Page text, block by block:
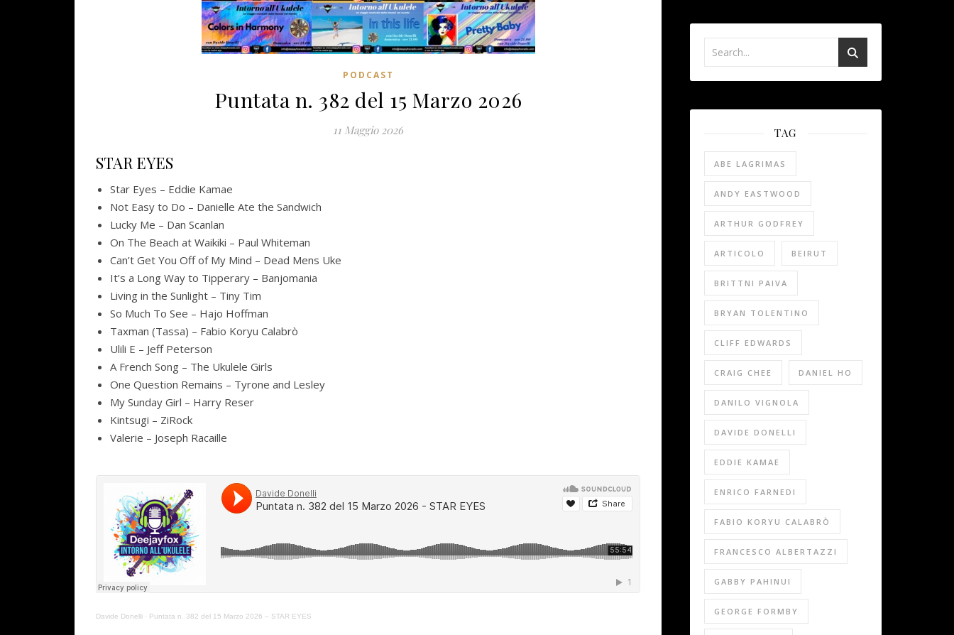
PODCAST
Puntata n. 382 del 15 Marzo 2026
11 Maggio 2026
STAR EYES
Star Eyes – Eddie Kamae
Not Easy to Do – Danielle Ate the Sandwich
Lucky Me – Dan Scanlan
On The Beach at Waikiki – Paul Whiteman
Can’t Get You Off of My Mind – Dead Mens Uke
It’s a Long Way to Tipperary – Banjomania
Living in the Sunlight – Tiny Tim
So Much To See – Hajo Hoffman
Taxman (Tassa) – Fabio Koryu Calabrò
Ulili E – Jeff Peterson
A French Song – The Ukulele Girls
One Question Remains – Tyrone and Lesley
My Sunday Girl – Harry Reser
Kintsugi – ZiRock
Valerie – Joseph Racaille
Davide Donelli · Puntata n. 382 del 15 Marzo 2026 – STAR EYES
TAG
ABE LAGRIMAS
ANDY EASTWOOD
ARTHUR GODFREY
ARTICOLO BEIRUT
BRITTNI PAIVA
BRYAN TOLENTINO
CLIFF EDWARDS
CRAIG CHEE DANIEL HO
DANILO VIGNOLA
DAVIDE DONELLI
EDDIE KAMAE
ENRICO FARNEDI
FABIO KORYU CALABRÒ
FRANCESCO ALBERTAZZI
GABBY PAHINUI
GEORGE FORMBY